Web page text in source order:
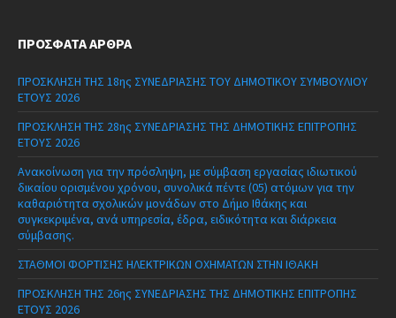
ΠΡΌΣΦΑΤΑ ΆΡΘΡΑ
ΠΡΟΣΚΛΗΣΗ ΤΗΣ 18ης ΣΥΝΕΔΡΙΑΣΗΣ ΤΟΥ ΔΗΜΟΤΙΚΟΥ ΣΥΜΒΟΥΛΙΟΥ
ΕΤΟΥΣ 2026
ΠΡΟΣΚΛΗΣΗ ΤΗΣ 28ης ΣΥΝΕΔΡΙΑΣΗΣ ΤΗΣ ΔΗΜΟΤΙΚΗΣ ΕΠΙΤΡΟΠΗΣ
ΕΤΟΥΣ 2026
Ανακοίνωση για την πρόσληψη, με σύμβαση εργασίας ιδιωτικού
δικαίου ορισμένου χρόνου, συνολικά πέντε (05) ατόμων για την
καθαριότητα σχολικών μονάδων στο Δήμο Ιθάκης και
συγκεκριμένα, ανά υπηρεσία, έδρα, ειδικότητα και διάρκεια
σύμβασης.
ΣΤΑΘΜΟΙ ΦΟΡΤΙΣΗΣ ΗΛΕΚΤΡΙΚΩΝ ΟΧΗΜΑΤΩΝ ΣΤΗΝ ΙΘΑΚΗ
ΠΡΟΣΚΛΗΣΗ ΤΗΣ 26ης ΣΥΝΕΔΡΙΑΣΗΣ ΤΗΣ ΔΗΜΟΤΙΚΗΣ ΕΠΙΤΡΟΠΗΣ
ΕΤΟΥΣ 2026